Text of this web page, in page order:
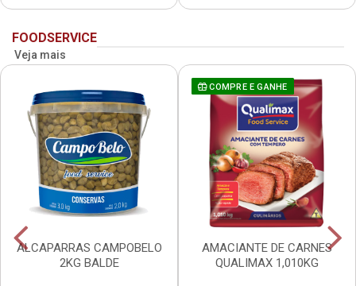
FOODSERVICE
Veja mais
ALCAPARRAS CAMPOBELO
2KG BALDE
COMPRE E GANHE
AMACIANTE DE CARNES
QUALIMAX 1,010KG